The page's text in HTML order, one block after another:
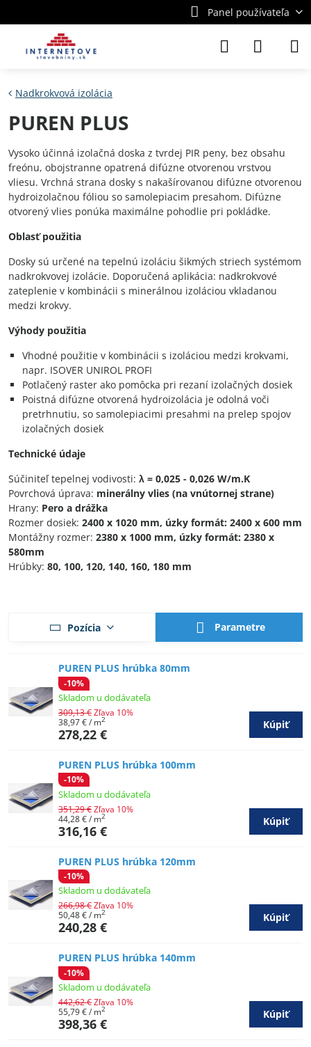
Panel používateľa
Nadkrokvová izolácia
PUREN PLUS
Vysoko účinná izolačná doska z tvrdej PIR peny, bez obsahu
freónu, obojstranne opatrená difúzne otvorenou vrstvou
vliesu. Vrchná strana dosky s nakašírovanou difúzne otvorenou
hydroizolačnou fóliou so samolepiacim presahom. Difúzne
otvorený vlies ponúka maximálne pohodlie pri pokládke.
Oblasť použitia
Dosky sú určené na tepelnú izoláciu šikmých striech systémom
nadkrokvovej izolácie. Doporučená aplikácia: nadkrokvové
zateplenie v kombinácii s minerálnou izoláciou vkladanou
medzi krokvy.
Výhody použitia
Vhodné použitie v kombinácii s izoláciou medzi krokvami,
napr. ISOVER UNIROL PROFI
Potlačený raster ako pomôcka pri rezaní izolačných dosiek
Poistná difúzne otvorená hydroizolácia je odolná voči
pretrhnutiu, so samolepiacimi presahmi na prelep spojov
izolačných dosiek
Technické údaje
Súčiniteľ tepelnej vodivosti: λ = 0,025 - 0,026 W/m.K
Povrchová úprava: minerálny vlies (na vnútornej strane)
Hrany: Pero a drážka
Rozmer dosiek: 2400 x 1020 mm, úzky formát: 2400 x 600 mm
Montážny rozmer: 2380 x 1000 mm, úzky formát: 2380 x
580mm
Hrúbky: 80, 100, 120, 140, 160, 180 mm
Pozícia Parametre
PUREN PLUS hrúbka 80mm
-10%
Skladom u dodávateľa
278,22 €
309,13 €Zľava 10%
38,97 €/ m2 Kúpiť
PUREN PLUS hrúbka 100mm
-10%
Skladom u dodávateľa
316,16 €
351,29 €Zľava 10%
44,28 €/ m2 Kúpiť
PUREN PLUS hrúbka 120mm
-10%
Skladom u dodávateľa
240,28 €
266,98 €Zľava 10%
50,48 €/ m2 Kúpiť
PUREN PLUS hrúbka 140mm
-10%
Skladom u dodávateľa
398,36 €
442,62 €Zľava 10%
55,79 €/ m2 Kúpiť